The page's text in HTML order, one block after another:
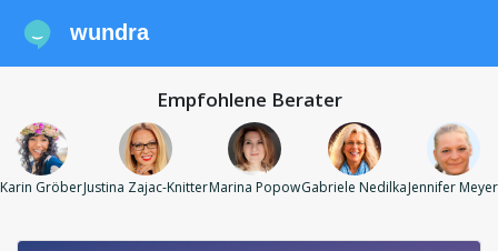
wundra
Empfohlene Berater
Karin GröberJustina Zajac-KnitterMarina PopowGabriele NedilkaJennifer Meyer